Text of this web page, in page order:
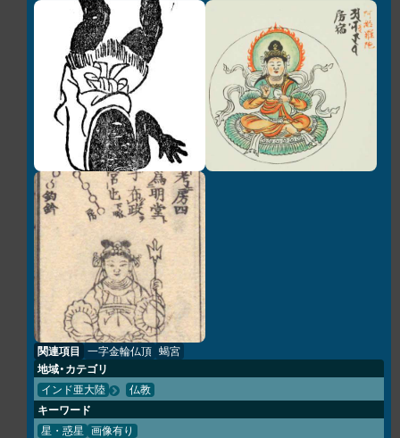
関連項目 一字金輪仏頂 蝎宮
地域・カテゴリ
インド亜大陸 仏教
キーワード
星・惑星 画像有り